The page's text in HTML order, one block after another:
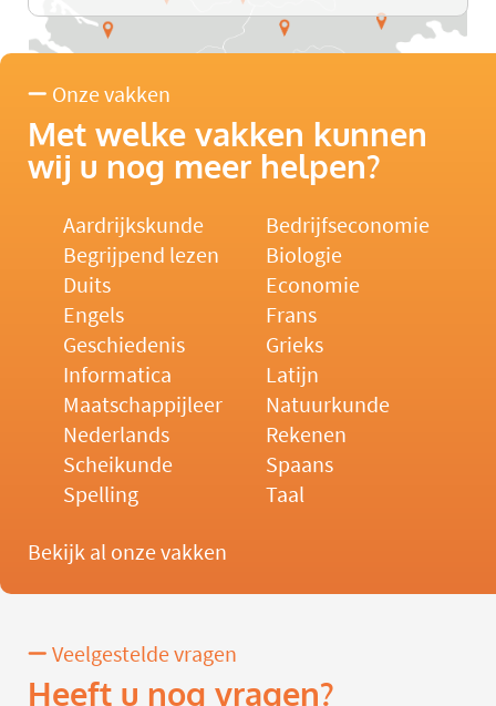
Onze vakken
Met welke vakken kunnen
wij u nog meer helpen?
Aardrijkskunde
Bedrijfseconomie
Begrijpend lezen
Biologie
Duits
Economie
Engels
Frans
Geschiedenis
Grieks
Informatica
Latijn
Maatschappijleer
Natuurkunde
Nederlands
Rekenen
Scheikunde
Spaans
Spelling
Taal
Bekijk al onze vakken
Veelgestelde vragen
Heeft u nog vragen?